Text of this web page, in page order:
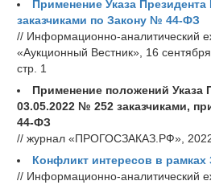
Применение Указа
заказчиками по Закону № 44-ФЗ
// Информационно-аналитический
«Аукционный Вестник», 16
стр. 1
Применение положений Указа
03.05.2022 № 252 заказчиками,
44-ФЗ
// журнал «ПРОГОСЗАКАЗ.РФ»,
Конфликт интересов в
// Информационно-аналитический